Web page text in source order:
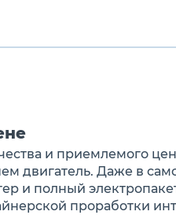
и приемлемого
двигатель. Даже в
и полный
проработки